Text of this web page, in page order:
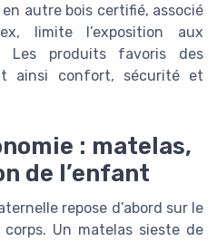
autre bois certifié, associé
limite l’exposition aux
Les produits favoris des
ainsi confort, sécurité et
: matelas,
de l’enfant
repose d’abord sur le
Un matelas sieste de